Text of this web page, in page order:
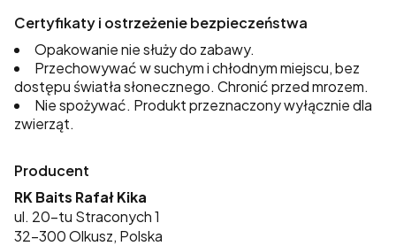
Certyfikaty i ostrzeżenie bezpieczeństwa
Opakowanie nie służy do zabawy.
Przechowywać w suchym i chłodnym miejscu, bez
dostępu światła słonecznego. Chronić przed mrozem.
Nie spożywać. Produkt przeznaczony wyłącznie dla
zwierząt.
Producent
RK Baits Rafał Kika
ul. 20-tu Straconych 1
32-300 Olkusz, Polska